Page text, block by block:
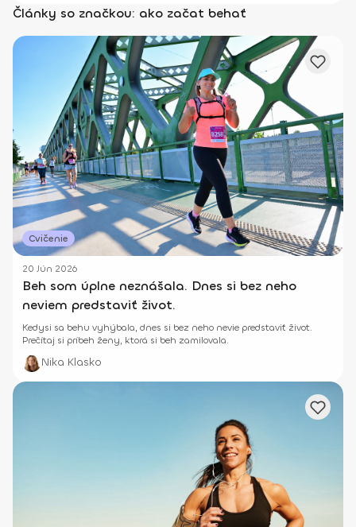
Články so značkou: ako začat behať
Cvičenie
20 Jún 2026
Beh som úplne neznášala. Dnes si bez neho
neviem predstaviť život.
Kedysi sa behu vyhýbala, dnes si bez neho nevie predstaviť život.
Prečítaj si príbeh ženy, ktorá si beh zamilovala.
Nika Klasko